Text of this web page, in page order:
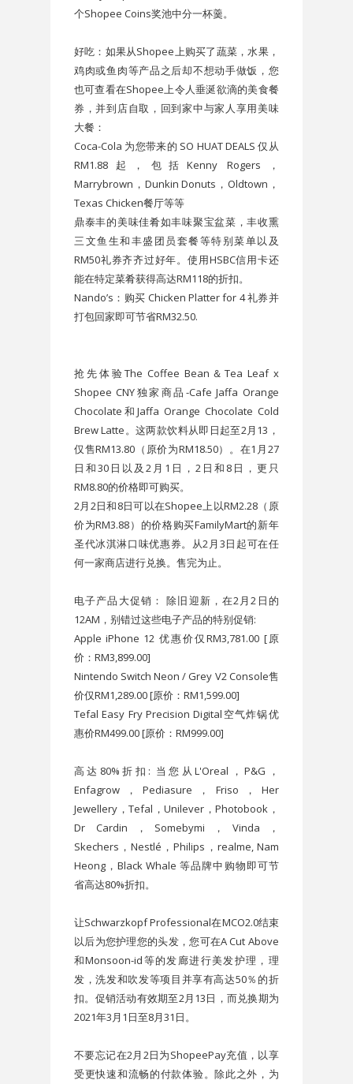
个Shopee Coins奖池中分一杯羹。
好吃：如果从Shopee上购买了蔬菜，水果，
鸡肉或鱼肉等产品之后却不想动手做饭，您
也可查看在Shopee上令人垂涎欲滴的美食餐
券，并到店自取，回到家中与家人享用美味
大餐：
Coca-Cola 为您带来的 SO HUAT DEALS 仅从
RM1.88起，包括Kenny Rogers，
Marrybrown，Dunkin Donuts，Oldtown，
Texas Chicken餐厅等等
鼎泰丰的美味佳肴如丰味聚宝盆菜，丰收熏
三文鱼生和丰盛团员套餐等特别菜单以及
RM50礼券齐齐过好年。使用HSBC信用卡还
能在特定菜肴获得高达RM118的折扣。
Nando’s：购买 Chicken Platter for 4 礼券并
打包回家即可节省RM32.50.
抢先体验The Coffee Bean＆Tea Leaf x
Shopee CNY独家商品-Cafe Jaffa Orange
Chocolate和Jaffa Orange Chocolate Cold
Brew Latte。这两款饮料从即日起至2月13，
仅售RM13.80（原价为RM18.50）。在1月27
日和30日以及2月1日，2日和8日，更只
RM8.80的价格即可购买。
2月2日和8日可以在Shopee上以RM2.28（原
价为RM3.88）的价格购买FamilyMart的新年
圣代冰淇淋口味优惠券。从2月3日起可在任
何一家商店进行兑换。售完为止。
电子产品大促销： 除旧迎新，在2月2日的
12AM，别错过这些电子产品的特别促销:
Apple iPhone 12 优惠价仅RM3,781.00 [原
价：RM3,899.00]
Nintendo Switch Neon / Grey V2 Console售
价仅RM1,289.00 [原价：RM1,599.00]
Tefal Easy Fry Precision Digital空气炸锅优
惠价RM499.00 [原价：RM999.00]
高达80%折扣: 当您从L'Oreal，P&G，
Enfagrow，Pediasure，Friso，Her
Jewellery，Tefal，Unilever，Photobook，
Dr Cardin，Somebymi，Vinda，
Skechers，Nestlé，Philips，realme, Nam
Heong，Black Whale 等品牌中购物即可节
省高达80%折扣。
让Schwarzkopf Professional在MCO2.0结束
以后为您护理您的头发，您可在A Cut Above
和Monsoon-id等的发廊进行美发护理，理
发，洗发和吹发等项目并享有高达50％的折
扣。促销活动有效期至2月13日，而兑换期为
2021年3月1日至8月31日。
不要忘记在2月2日为ShopeePay充值，以享
受更快速和流畅的付款体验。除此之外，为